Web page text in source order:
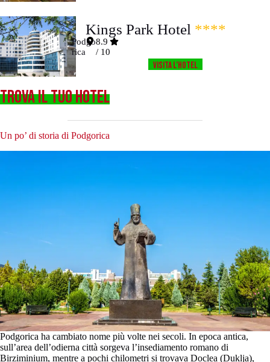
Kings Park Hotel ****
Podgo
rica
8.9
/ 10
Visita l’HOTEL
TROVA IL TUO HOTEL
Un po’ di storia di Podgorica
Podgorica ha cambiato nome più volte nei secoli. In epoca antica,
sull’area dell’odierna città sorgeva l’insediamento romano di
Birziminium, mentre a pochi chilometri si trovava Doclea (Duklja),